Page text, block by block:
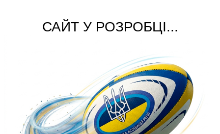
САЙТ У РОЗРОБЦІ...